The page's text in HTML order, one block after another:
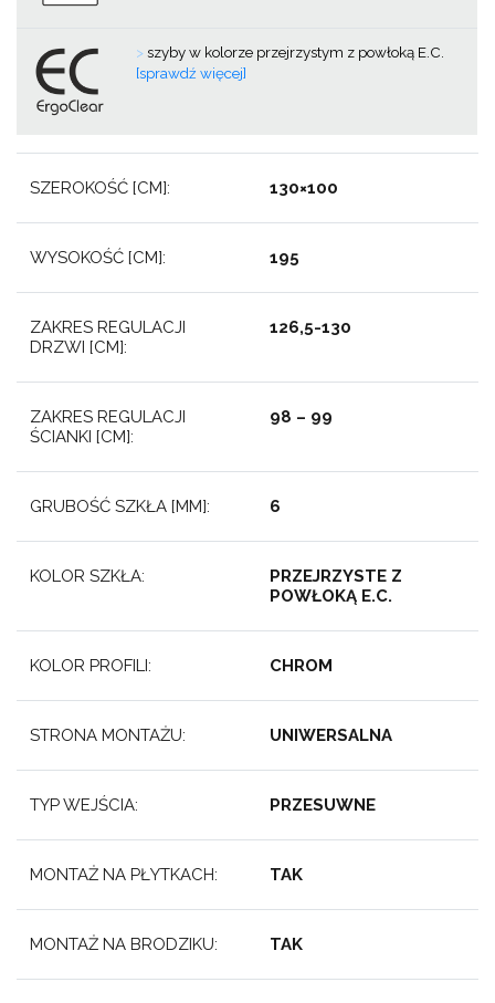
>szyby w kolorze przejrzystym z powłoką E.C.
[sprawdź więcej]
SZEROKOŚĆ [CM]: 130×100
WYSOKOŚĆ [CM]: 195
ZAKRES REGULACJI
DRZWI [CM]:
126,5-130
ZAKRES REGULACJI
ŚCIANKI [CM]:
98 – 99
GRUBOŚĆ SZKŁA [MM]: 6
KOLOR SZKŁA:
PRZEJRZYSTE Z
POWŁOKĄ E.C.
KOLOR PROFILI: CHROM
STRONA MONTAŻU: UNIWERSALNA
TYP WEJŚCIA: PRZESUWNE
MONTAŻ NA PŁYTKACH: TAK
MONTAŻ NA BRODZIKU: TAK